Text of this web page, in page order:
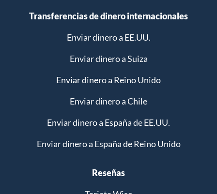
Transferencias de dinero internacionales
Enviar dinero a EE.UU.
Enviar dinero a Suiza
Enviar dinero a Reino Unido
Enviar dinero a Chile
Enviar dinero a España de EE.UU.
Enviar dinero a España de Reino Unido
Reseñas